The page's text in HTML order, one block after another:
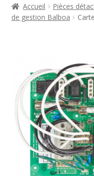
Only Spa
Contact
Accueil Pièces
de gestion Balboa